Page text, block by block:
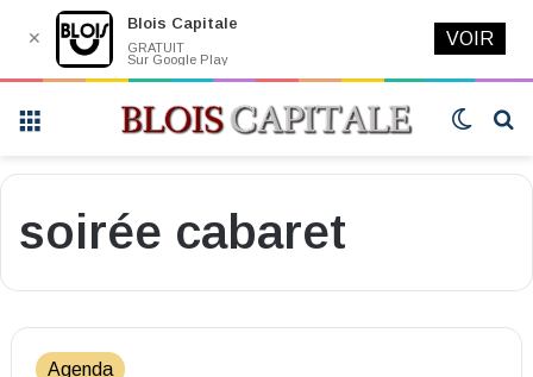
Switch
soirée cabaret
Agenda
✕
Blois Capitale
GRATUIT
Sur Google Play
VOIR